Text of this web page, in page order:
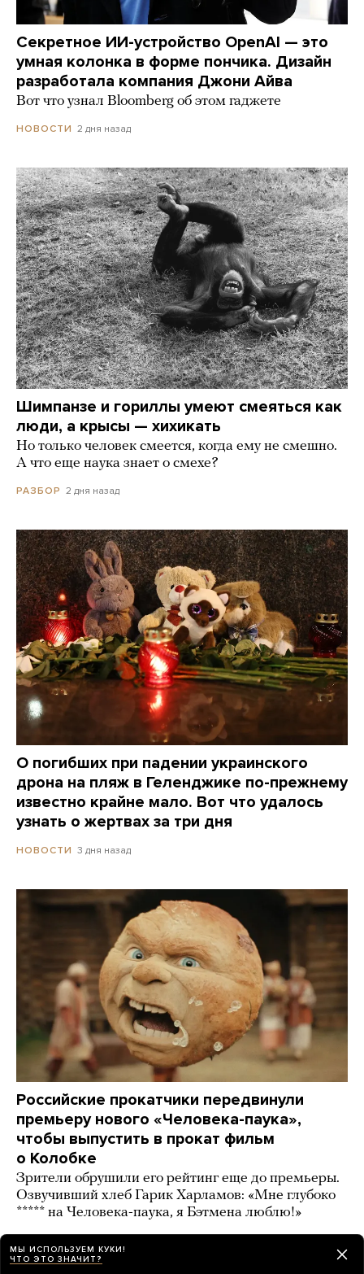
Секретное ИИ-устройство OpenAI — это
умная колонка в форме пончика. Дизайн
разработала компания Джони Айва
Вот что узнал Bloomberg об этом гаджете
НОВОСТИ 2 дня назад
Шимпанзе и гориллы умеют смеяться как
люди, а крысы — хихикать
Но только человек смеется, когда ему не смешно.
А что еще наука знает о смехе?
РАЗБОР 2 дня назад
О погибших при падении украинского
дрона на пляж в Геленджике по-прежнему
известно крайне мало. Вот что удалось
узнать о жертвах за три дня
НОВОСТИ 3 дня назад
Российские прокатчики передвинули
премьеру нового «Человека-паука»,
чтобы выпустить в прокат фильм
о Колобке
Зрители обрушили его рейтинг еще до премьеры.
Озвучивший хлеб Гарик Харламов: «Мне глубоко
***** на Человека-паука, я Бэтмена люблю!»
МЫ ИСПОЛЬЗУЕМ КУКИ!
ЧТО ЭТО ЗНАЧИТ?